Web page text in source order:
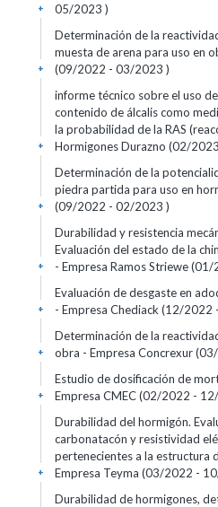
05/2023 )
+
Determinación de la
muesta de arena para uso en
(09/2022 - 03/2023 )
+
informe técnico sobre el uso
contenido de álcalis como
la probabilidad de la RAS
Hormigones Durazno (02/
+
Determinación de la
piedra partida para uso en
(09/2022 - 02/2023 )
+
Durabilidad y resistencia
Evaluación del estado de la
- Empresa Ramos Striewe
+
Evaluación de desgaste en
- Empresa Chediack (12/2022
+
Determinación de la
obra - Empresa Concrexur
+
Estudio de dosificación de
Empresa CMEC (02/2022 -
+
Durabilidad del hormigón.
carbonatacón y resistividad
pertenecientes a la estructura
Empresa Teyma (03/2022 -
+
Durabilidad de hormigones,